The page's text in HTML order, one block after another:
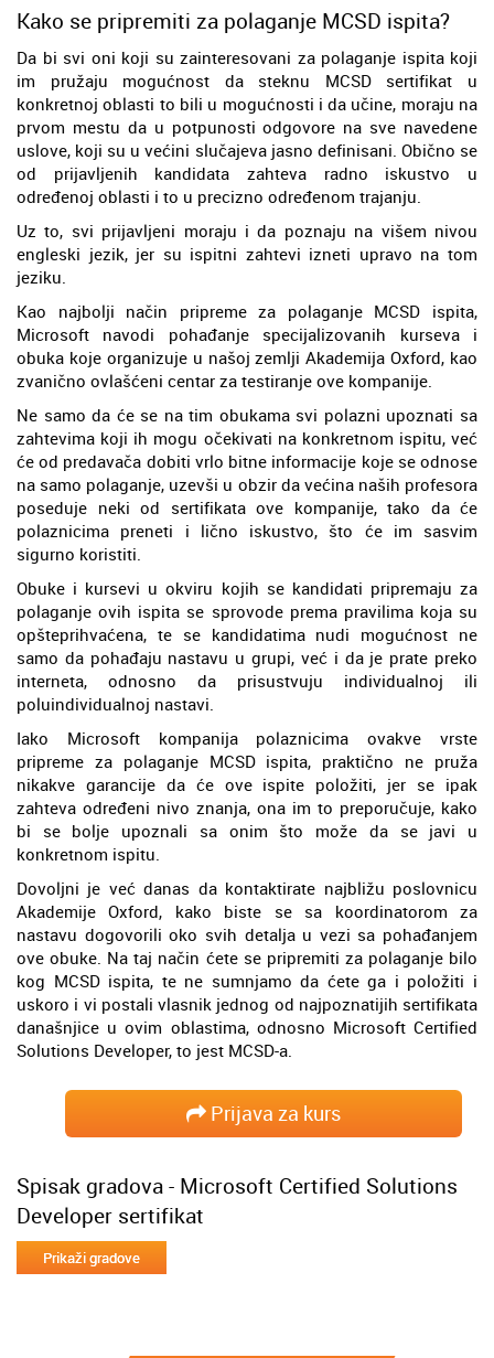
Kako se pripremiti za polaganje MCSD ispita?
Da bi svi oni koji su zainteresovani za polaganje ispita koji
im pružaju mogućnost da steknu MCSD sertifikat u
konkretnoj oblasti to bili u mogućnosti i da učine, moraju na
prvom mestu da u potpunosti odgovore na sve navedene
uslove, koji su u većini slučajeva jasno definisani. Obično se
od prijavljenih kandidata zahteva radno iskustvo u
određenoj oblasti i to u precizno određenom trajanju.
Uz to, svi prijavljeni moraju i da poznaju na višem nivou
engleski jezik, jer su ispitni zahtevi izneti upravo na tom
jeziku.
Kao najbolji način pripreme za polaganje MCSD ispita,
Microsoft navodi pohađanje specijalizovanih kurseva i
obuka koje organizuje u našoj zemlji Akademija Oxford, kao
zvanično ovlašćeni centar za testiranje ove kompanije.
Ne samo da će se na tim obukama svi polazni upoznati sa
zahtevima koji ih mogu očekivati na konkretnom ispitu, već
će od predavača dobiti vrlo bitne informacije koje se odnose
na samo polaganje, uzevši u obzir da većina naših profesora
poseduje neki od sertifikata ove kompanije, tako da će
polaznicima preneti i lično iskustvo, što će im sasvim
sigurno koristiti.
Obuke i kursevi u okviru kojih se kandidati pripremaju za
polaganje ovih ispita se sprovode prema pravilima koja su
opšteprihvaćena, te se kandidatima nudi mogućnost ne
samo da pohađaju nastavu u grupi, već i da je prate preko
interneta, odnosno da prisustvuju individualnoj ili
poluindividualnoj nastavi.
Iako Microsoft kompanija polaznicima ovakve vrste
pripreme za polaganje MCSD ispita, praktično ne pruža
nikakve garancije da će ove ispite položiti, jer se ipak
zahteva određeni nivo znanja, ona im to preporučuje, kako
bi se bolje upoznali sa onim što može da se javi u
konkretnom ispitu.
Dovoljni je već danas da kontaktirate najbližu poslovnicu
Akademije Oxford, kako biste se sa koordinatorom za
nastavu dogovorili oko svih detalja u vezi sa pohađanjem
ove obuke. Na taj način ćete se pripremiti za polaganje bilo
kog MCSD ispita, te ne sumnjamo da ćete ga i položiti i
uskoro i vi postali vlasnik jednog od najpoznatijih sertifikata
današnjice u ovim oblastima, odnosno Microsoft Certified
Solutions Developer, to jest MCSD-a.
Prijava za kurs
Spisak gradova - Microsoft Certified Solutions
Developer sertifikat